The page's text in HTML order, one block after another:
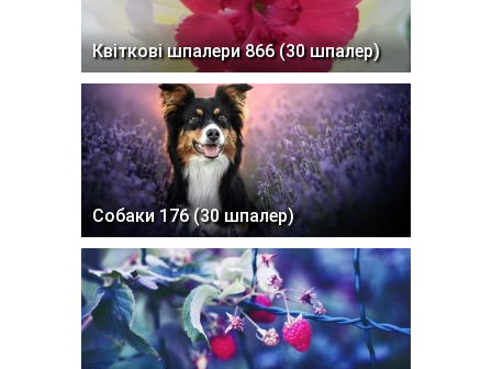
Квіткові шпалери 866 (30 шпалер)
Собаки 176 (30 шпалер)